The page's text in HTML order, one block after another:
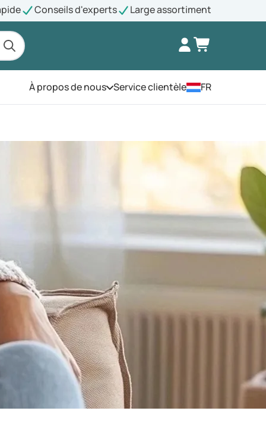
Conseils d'experts Large assortiment
À propos de nousOuvrez le menu
Service clientèle FR